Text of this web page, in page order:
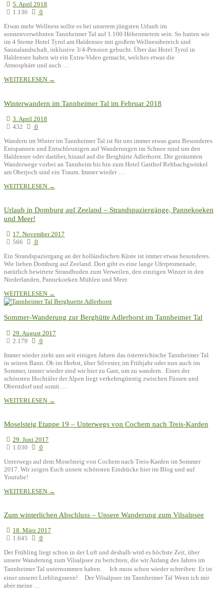
5. April 2018
1.136
0
Etwas mehr Wellness sollte es bei unserem jüngsten Urlaub im
sonnenverwöhnten Tannheimer Tal auf 1.100 Höhenmetern sein. So hatten wir
im 4 Sterne Hotel Tyrol am Haldensee mit großem Wellnessbereich und
Saunalandschaft, inklusive 3/4-Pension gebucht. Über das Hotel Tyrol in
Haldensee haben wir ein Extra-Video gemacht, welches etwas die
Atmosphäre und auch …
WEITERLESEN →
Winterwandern im Tannheimer Tal im Februar 2018
3. April 2018
432
0
Wandern im Winter im Tannheimer Tal ist für uns immer etwas ganz Besonderes.
Entspannen und Entschleunigen auf Wanderungen im Schnee rund um den
Haldensee oder darüber, hinauf auf die Berghütte Adlerhorst. Die geräumten
Wanderwege vorbei an Tannheim bis hin zum Hotel Gasthof Rehbachgwinkel
am Oberjoch sind ein Traum. Immer wieder …
WEITERLESEN →
Urlaub in Domburg auf Zeeland – Strandspaziergänge, Pannekoeken
und Meer!
17. November 2017
566
0
Ein Strandspaziergang an der holländischen Küste ist immer etwas besonderes.
Wie lieben Domburg auf Zeeland. Dort gibt es eine lange Uferpromenade,
natürlich bewirtete Strandbuden zum Verweilen, den einzigen Winzer in den
Niederlanden, Pannekoeken Mühlen und Meer.
WEITERLESEN →
Sommer-Wanderung zur Berghütte Adlerhorst im Tannheimer Tal
29. August 2017
2.179
0
Immer wieder zieht uns seit einigen Jahren das österreichische Tannheimer Tal
in seinen Bann. Ob im Herbst, über Silvester, im Frühjahr oder nun auch im
Sommer, immer wieder sind wir hier zu Gast, um zu wandern. Eines der
schönsten Hochtäler der Alpen liegt verkehrsgünstig zwischen Füssen und
Oberstdorf und somit …
WEITERLESEN →
Moselsteig Etappe 19 – Unterwegs von Cochem nach Treis-Karden
29. Juni 2017
1.030
0
Unterwegs auf dem Moselsteig von Cochem nach Treis-Karden im Sommer
2017. Wir zeigen Euch unsere schönsten Eindrücke hier im Blog und auf
Youtube!
WEITERLESEN →
Zum winterlichen Abschluss – Unsere Wanderung zum Vilsalpsee
18. März 2017
1.645
0
Der Frühling liegt schon in der Luft und deshalb wird es höchste Zeit, über
unsere Wanderung zum Vilsalpsee zu berichten, die wir Anfang des Jahres im
Tannheimer Tal unternommen haben. Ich muss schon wieder schreiben: Er ist
einer unserer Lieblingsseen! Der Vilsalpsee im Tannheimer Tal Wenn ich mir
aber meine …